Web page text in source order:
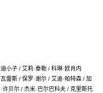
小子 / 艾莉·泰勒 / 科琳·欧肖内
雷斯 / 保罗·谢尔 / 艾迪·帕特森 / 加
许贝尔 / 杰米·巴尔巴科夫 / 克里斯托